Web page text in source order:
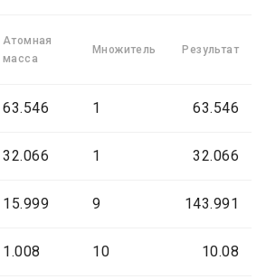
Атомная
масса
Множитель Результат
63.546 1 63.546
32.066 1 32.066
15.999 9 143.991
1.008 10 10.08